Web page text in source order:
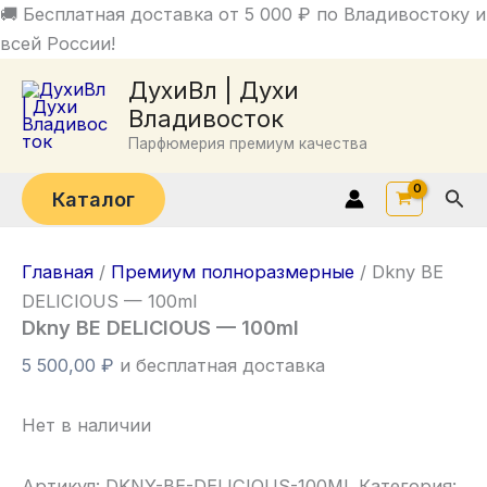
🚚 Бесплатная доставка от 5 000 ₽ по Владивостоку и
всей России!
Перейти
к
ДухиВл | Духи
Владивосток
Парфюмерия премиум качества
Каталог
Главная / Премиум полноразмерные / Dkny BE
DELICIOUS — 100ml
Dkny BE DELICIOUS — 100ml
5 500,00 ₽ и бесплатная доставка
Нет в наличии